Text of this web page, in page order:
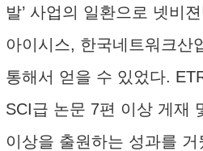
발’ 사업의 일환으로 넷비
아이시스, 한국네트워크산
통해서 얻을 수 있었다.
SCI급 논문 7편 이상 게재
이상을 출원하는 성과를